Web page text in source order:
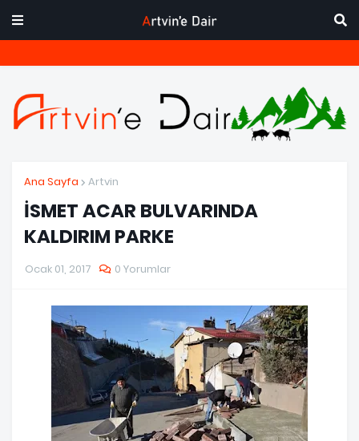
Ana Sayfa Artvin
İSMET ACAR BULVARINDA
KALDIRIM PARKE
Ocak 01, 2017 0 Yorumlar